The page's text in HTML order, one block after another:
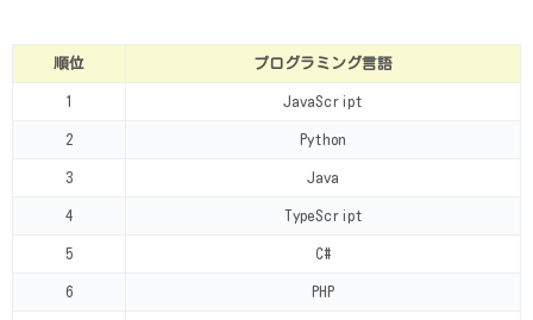
順位 プログラミング言語
1 JavaScript
2 Python
3 Java
4 TypeScript
5 C#
6 PHP